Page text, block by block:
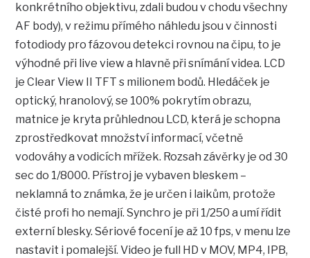
konkrétního objektivu, zdali budou v chodu všechny
AF body), v režimu přímého náhledu jsou v činnosti
fotodiody pro fázovou detekci rovnou na čipu, to je
výhodné při live view a hlavně při snímání videa. LCD
je Clear View II TFT s milionem bodů. Hledáček je
optický, hranolový, se 100% pokrytím obrazu,
matnice je kryta průhlednou LCD, která je schopna
zprostředkovat množství informací, včetně
vodováhy a vodicích mřížek. Rozsah závěrky je od 30
sec do 1/8000. Přístroj je vybaven bleskem –
neklamná to známka, že je určen i laikům, protože
čisté profi ho nemají. Synchro je při 1/250 a umí řídit
externí blesky. Sériové focení je až 10 fps, v menu lze
nastavit i pomalejší. Video je full HD v MOV, MP4, IPB,